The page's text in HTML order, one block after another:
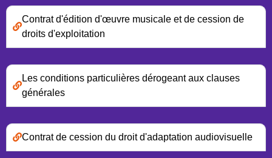
Contrat d'édition d'œuvre musicale et de cession de
droits d'exploitation
Les conditions particulières dérogeant aux clauses
générales
Contrat de cession du droit d'adaptation audiovisuelle